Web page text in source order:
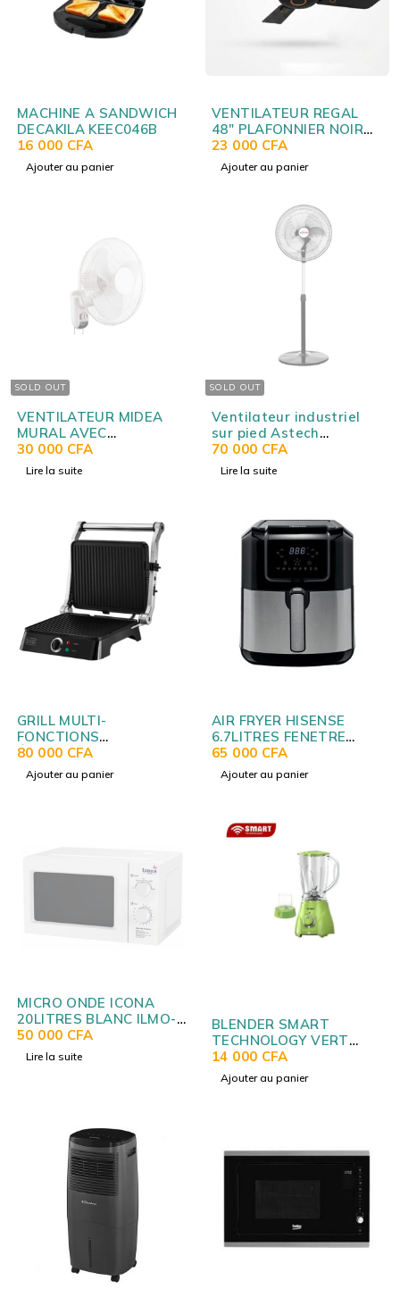
MACHINE A SANDWICH
DECAKILA KEEC046B
16 000 CFA
Ajouter au panier
VENTILATEUR REGAL
48" PLAFONNIER NOIR
48
23 000 CFA
Ajouter au panier
SOLD OUT
VENTILATEUR MIDEA
MURAL AVEC
COMMANDE 18″– BLANC
PW40 -6HW
30 000 CFA
Lire la suite
SOLD OUT
Ventilateur industriel
sur pied Astech
VP1020BDO20
70 000 CFA
Lire la suite
GRILL MULTI-
FONCTIONS
ÉLECTRIQUE BLACK
DECKER GMF 1400B5
80 000 CFA
Ajouter au panier
AIR FRYER HISENSE
6.7LITRES FENETRE
VISIBLE NOIR
H06AFBS2S3
65 000 CFA
Ajouter au panier
MICRO ONDE ICONA
20LITRES BLANC ILMO-
2025XW
50 000 CFA
Lire la suite
BLENDER SMART
TECHNOLOGY VERT
STPE1020GR
14 000 CFA
Ajouter au panier